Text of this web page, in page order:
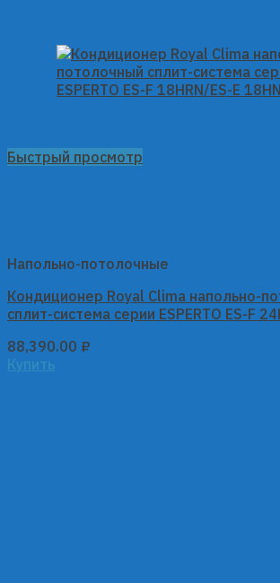
Быстрый просмотр
Напольно-потолочные
Кондиционер Royal Clima напольно-
сплит-система серии ESPERTO ES-F
88,390.00 ₽
Купить